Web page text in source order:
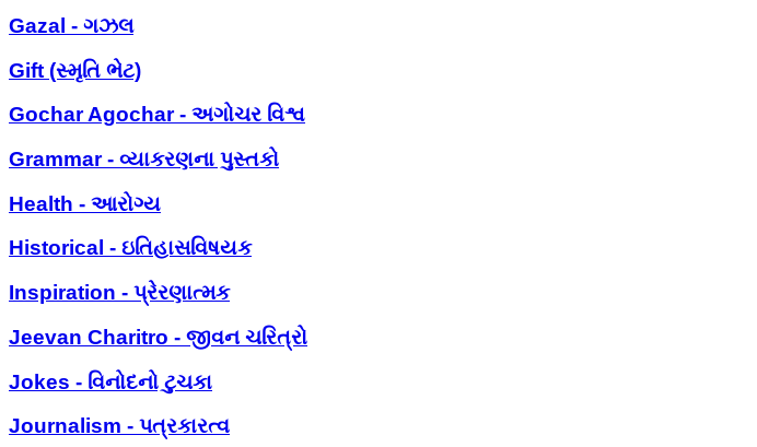
Gazal - ગઝલ
Gift (સ્મૃતિ ભેટ)
Gochar Agochar - અગોચર વિશ્વ
Grammar - વ્યાકરણના પુસ્તકો
Health - આરોગ્ય
Historical - ઇતિહાસવિષયક
Inspiration - પ્રેરણાત્મક
Jeevan Charitro - જીવન ચરિત્રો
Jokes - વિનોદનો ટુચકા
Journalism - પત્રકારત્વ